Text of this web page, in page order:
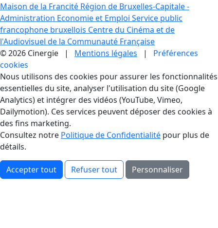
Maison de la Francité Région de Bruxelles-Capitale -
Administration Economie et Emploi Service public
francophone bruxellois Centre du Cinéma et de
l'Audiovisuel de la Communauté Française
© 2026 Cinergie | Mentions légales | Préférences
cookies
Gestion des Cookies
Nous utilisons des cookies pour assurer les fonctionnalités
essentielles du site, analyser l'utilisation du site (Google
Analytics) et intégrer des vidéos (YouTube, Vimeo,
Dailymotion). Ces services peuvent déposer des cookies à
des fins marketing.
Consultez notre Politique de Confidentialité pour plus de
détails.
Accepter tout Refuser tout Personnaliser